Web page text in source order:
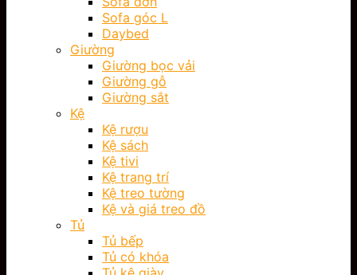
Sofa góc L
Daybed
Giường
Giường bọc vải
Giường gỗ
Giường sắt
Kệ
Kệ rượu
Kệ sách
Kệ tivi
Kệ trang trí
Kệ treo tường
Kệ và giá treo đồ
Tủ
Tủ bếp
Tủ có khóa